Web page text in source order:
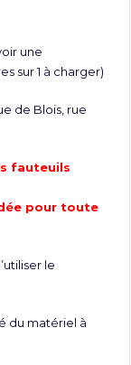
une
sur 1 à charger)
de Blois, rue
fauteuils
pour toute
le
du matériel à